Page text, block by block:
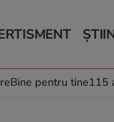
și Filme
Bine pentru tine115